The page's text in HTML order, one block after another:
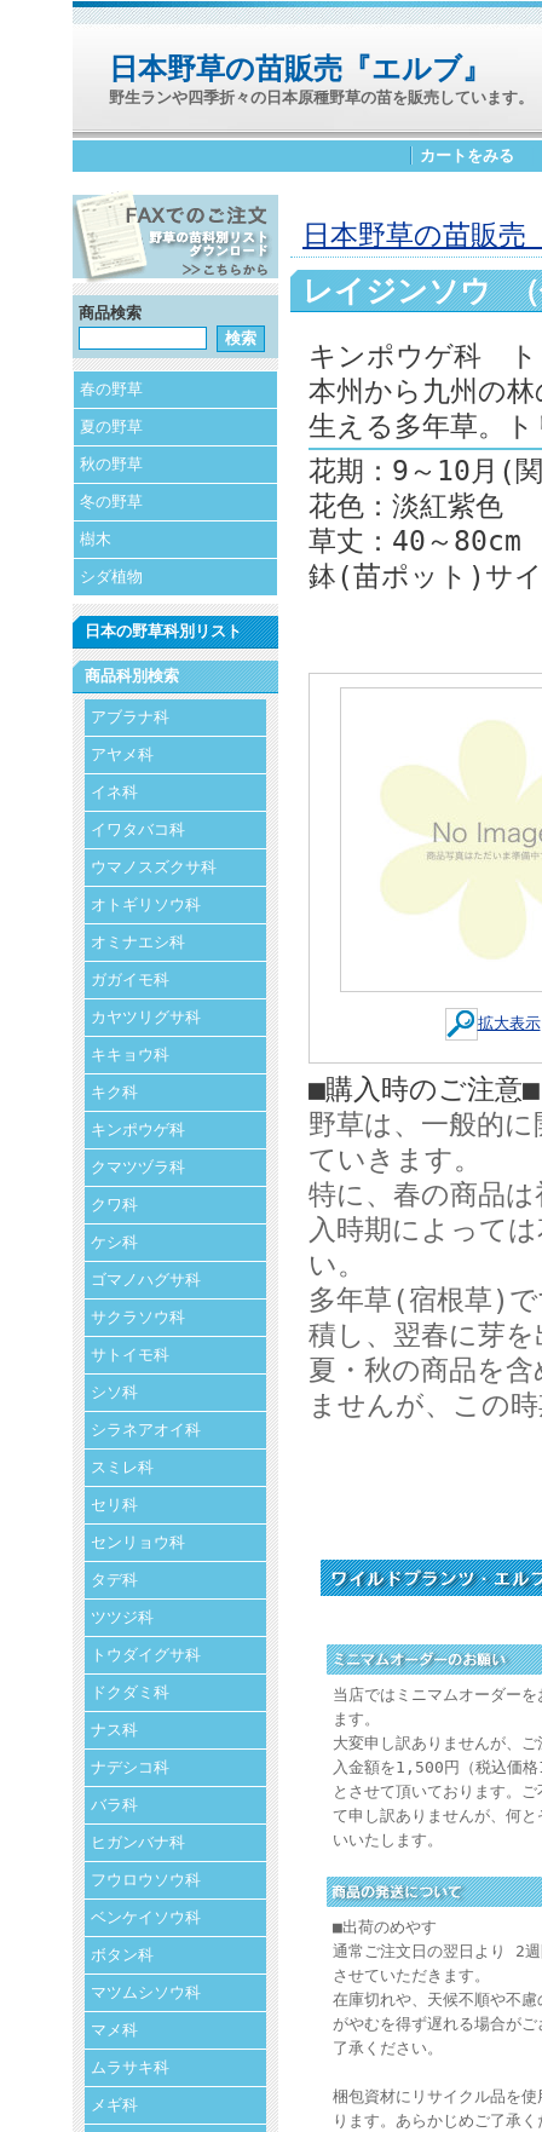
日本野草の苗販売『エルブ』
野生ランや四季折々の日本原種野草の苗を販売しています。
カートをみる
商品検索
春の野草
夏の野草
秋の野草
冬の野草
樹木
シダ植物
日本の野草科別リスト
商品科別検索
アブラナ科
アヤメ科
イネ科
イワタバコ科
ウマノスズクサ科
オトギリソウ科
オミナエシ科
ガガイモ科
カヤツリグサ科
キキョウ科
キク科
キンポウゲ科
クマツヅラ科
クワ科
ケシ科
ゴマノハグサ科
サクラソウ科
サトイモ科
シソ科
シラネアオイ科
スミレ科
セリ科
センリョウ科
タデ科
ツツジ科
トウダイグサ科
ドクダミ科
ナス科
ナデシコ科
バラ科
ヒガンバナ科
フウロウソウ科
ベンケイソウ科
ボタン科
マツムシソウ科
マメ科
ムラサキ科
メギ科
日本野草の苗販売
レイジンソウ
キンポウゲ科
本州から九州の
生える多年草。
花期：9～10月(
花色：淡紅紫色
草丈：40～80cm
鉢(苗ポット)サ
拡大表示
■購入時のご注意■
野草は、一般的
ていきます。
特に、春の商品
入時期によって
い。
多年草(宿根草)
積し、翌春に芽
夏・秋の商品を
ませんが、この
当店ではミニマムオーダー
ます。
大変申し訳ありませんが、
入金額を1,500円（税込価
とさせて頂いております。
て申し訳ありませんが、何
いいたします。
■出荷のめやす
通常ご注文日の翌日より 2
させていただきます。
在庫切れや、天候不順や不
がやむを得ず遅れる場合が
了承ください。
梱包資材にリサイクル品を
ります。あらかじめご了承く